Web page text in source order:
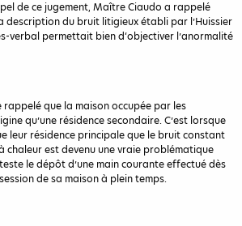
de ce jugement, Maître Ciaudo a rappelé
description du bruit litigieux établi par l’Huissier
verbal permettait bien d‘objectiver l’anormalité
que la maison occupée par les
qu’une résidence secondaire. C’est lorsque
leur résidence principale que le bruit constant
chaleur est devenu une vraie problématique
le dépôt d’une main courante effectué dès
de sa maison à plein temps.